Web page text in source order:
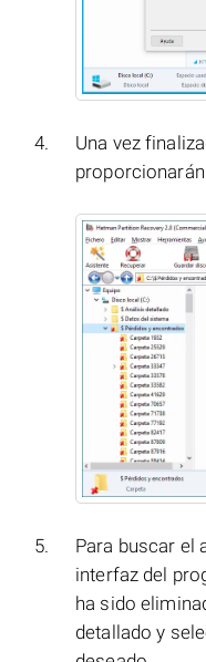
Una vez
Para buscar el
interfaz del
ha sido
detallado y